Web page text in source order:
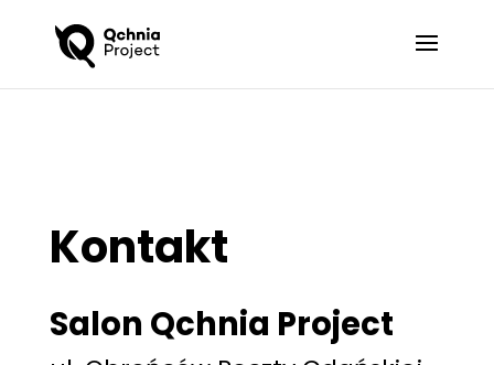
Kontakt
Salon Qchnia Project